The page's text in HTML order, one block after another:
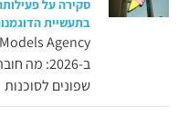
סקירה על
בתעשיית
Agency
ב-2026:
שפונים לסוכנות